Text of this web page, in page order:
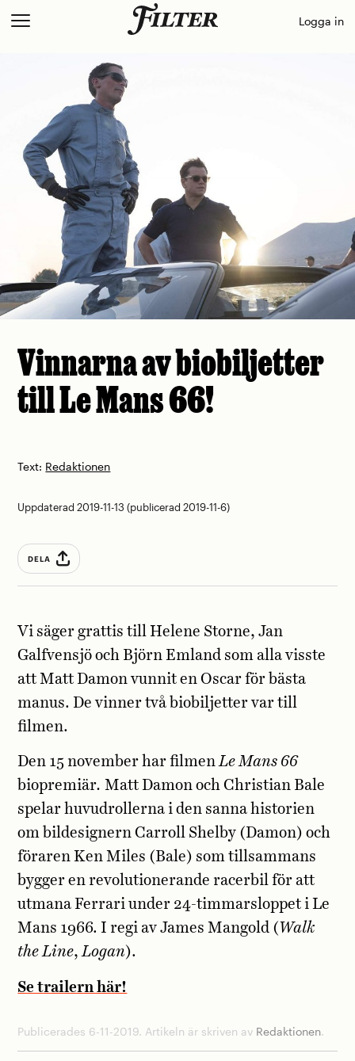
Skip
Logga in
Vinnarna av biobiljetter
till Le Mans 66!
Text: Redaktionen
Uppdaterad 2019-11-13 (publicerad 2019-11-6)
DELA
Vi säger grattis till Helene Storne, Jan
Galfvensjö och Björn Emland som alla visste
att Matt Damon vunnit en Oscar för bästa
manus. De vinner två biobiljetter var till
filmen.
Den 15 november har filmenLe Mans 66
biopremiär. Matt Damon och Christian Bale
spelar huvudrollerna i den sanna historien
om bildesignern Carroll Shelby (Damon) och
föraren Ken Miles (Bale) som tillsammans
bygger en revolutionerande racerbil för att
utmana Ferrari under 24-timmarsloppet i Le
Mans 1966. I regi av James Mangold ( Walk
the Line,Logan).
Se trailern här!
Publicerades 6-11-2019. Artikeln är skriven av Redaktionen.